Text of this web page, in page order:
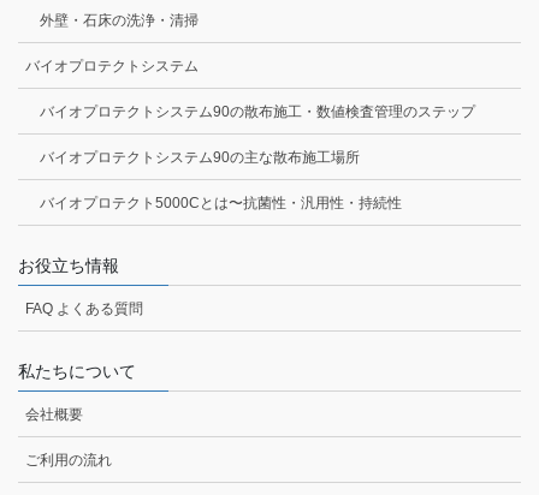
外壁・石床の洗浄・清掃
バイオプロテクトシステム
バイオプロテクトシステム90の散布施工・数値検査管理のステップ
バイオプロテクトシステム90の主な散布施工場所
バイオプロテクト5000Cとは〜抗菌性・汎用性・持続性
お役立ち情報
FAQ よくある質問
私たちについて
会社概要
ご利用の流れ